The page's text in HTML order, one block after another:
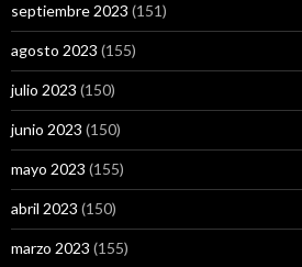
septiembre 2023 (151)
agosto 2023 (155)
julio 2023 (150)
junio 2023 (150)
mayo 2023 (155)
abril 2023 (150)
marzo 2023 (155)